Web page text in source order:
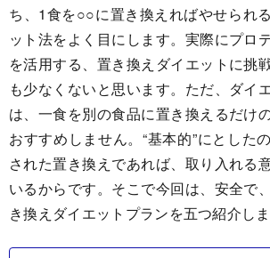
ち、1食を○○に置き換えればやせられ
ット法をよく目にします。実際にプロ
を活用する、置き換えダイエットに挑
も少なくないと思います。ただ、ダイ
は、一食を別の食品に置き換えるだけ
おすすめしません。“基本的”にとした
された置き換えであれば、取り入れる
いるからです。そこで今回は、安全で
き換えダイエットプランを五つ紹介しま